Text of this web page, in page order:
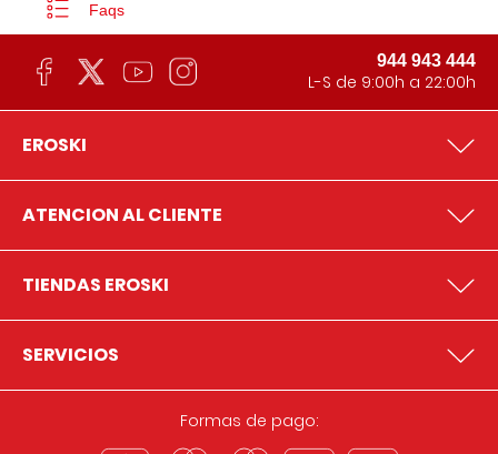
Faqs
944 943 444
L-S de 9:00h a 22:00h
EROSKI
ATENCION AL CLIENTE
TIENDAS EROSKI
SERVICIOS
Formas de pago: